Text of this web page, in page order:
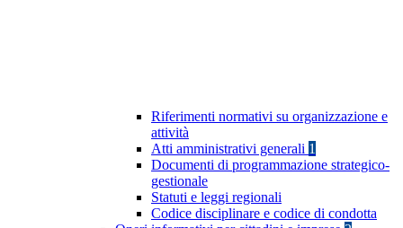
Riferimenti normativi su organizzazione e
attività
Atti amministrativi generali 1
Documenti di programmazione strategico-
gestionale
Statuti e leggi regionali
Codice disciplinare e codice di condotta